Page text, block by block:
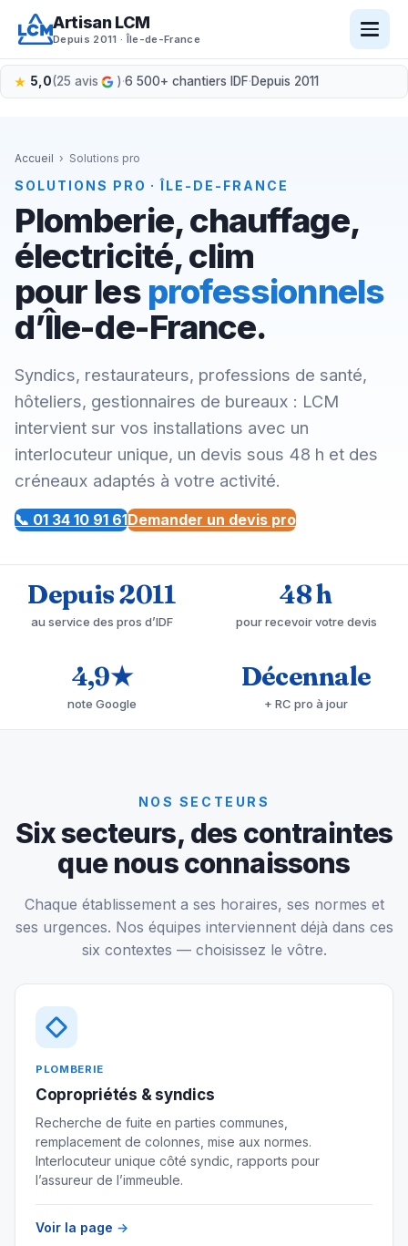
contenu
Artisan LCM
Depuis 2011 · Île-de-France
5,0(25 avis )·6 500+ chantiers IDF·Depuis 2011
Accueil › Solutions pro
SOLUTIONS PRO · ÎLE-DE-FRANCE
Plomberie, chauffage,
électricité, clim
pour les professionnels
d’Île-de-France.
Syndics, restaurateurs, professions de santé,
hôteliers, gestionnaires de bureaux : LCM
intervient sur vos installations avec un
interlocuteur unique, un devis sous 48 h et des
créneaux adaptés à votre activité.
📞 01 34 10 91 61Demander un devis pro
Depuis 2011
au service des pros d’IDF
48 h
pour recevoir votre devis
4,9★
note Google
Décennale
+ RC pro à jour
NOS SECTEURS
Six secteurs, des contraintes
que nous connaissons
Chaque établissement a ses horaires, ses normes et
ses urgences. Nos équipes interviennent déjà dans ces
six contextes — choisissez le vôtre.
PLOMBERIE
Copropriétés & syndics
Recherche de fuite en parties communes,
remplacement de colonnes, mise aux normes.
Interlocuteur unique côté syndic, rapports pour
l’assureur de l’immeuble.
Voir la page →